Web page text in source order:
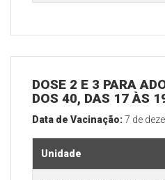
DOSE 2 E 3 PARA
DOS 40, DAS 17 ÀS
Data de Vacinação:7 de
Unidade